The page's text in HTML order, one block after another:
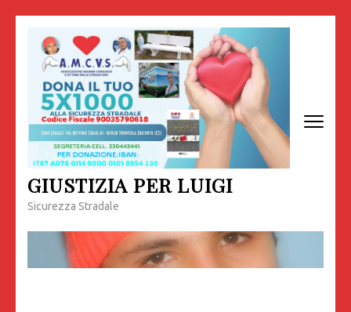
contenuto
(premi
invio)
GIUSTIZIA PER LUIGI
Sicurezza Stradale